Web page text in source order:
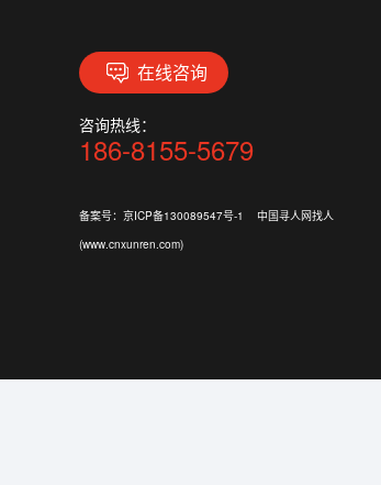
在线咨询
咨询热线：
186-8155-5679
备案号： 京ICP备130089547号-1
中国寻人网找人
(www.cnxunren.com)